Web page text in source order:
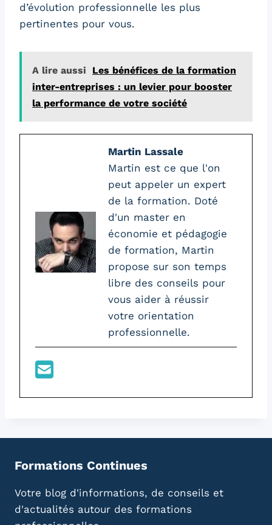
d’évolution professionnelle les plus
pertinentes pour vous.
A lire aussi
Les bénéfices de la formation
inter-entreprises : un levier pour booster
la performance de votre société
Martin Lassale
Martin est ce que l'on
peut appeler un expert
de la formation. Doté
d'un master en
économie et pédagogie
de formation, Martin
propose sur son temps
libre des conseils pour
vous aider à réussir
votre orientation
professionnelle.
Formations Continues
Votre blog d'informations, de conseils et
d'actualités autour des formations